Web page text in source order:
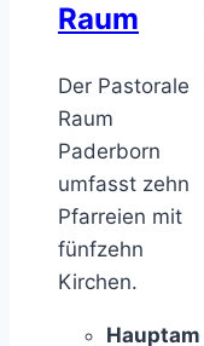
Raum
Der Pastorale
Raum
Paderborn
umfasst zehn
Pfarreien mit
fünfzehn
Kirchen.
Hauptam